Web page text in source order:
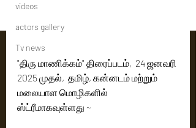
videos
actors gallery
Tv news
"திரு மாணிக்கம்" திரைப்படம்,  24 ஜனவரி
2025 முதல்,  தமிழ், கன்னடம் மற்றும்
மலையாள மொழிகளில்
ஸ்ட்ரீமாகவுள்ளது ~